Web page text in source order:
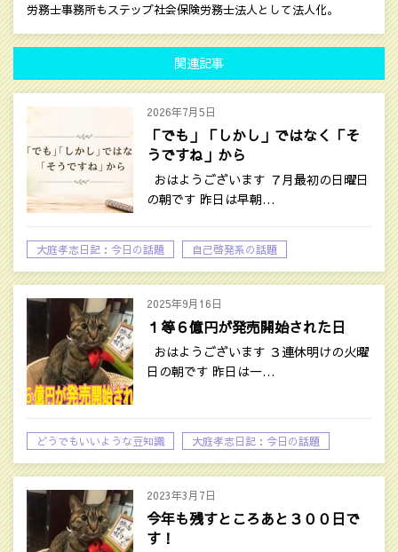
労務士事務所もステップ社会保険労務士法人として法人化。
関連記事
2026年7月5日
「でも」「しかし」ではなく「そ
うですね」から
おはようございます ７月最初の日曜日
の朝です 昨日は早朝…
大庭孝志日記：今日の話題 自己啓発系の話題
2025年9月16日
１等６億円が発売開始された日
おはようございます ３連休明けの火曜
日の朝です 昨日は一…
どうでもいいような豆知識 大庭孝志日記：今日の話題
2023年3月7日
今年も残すところあと３００日で
す！